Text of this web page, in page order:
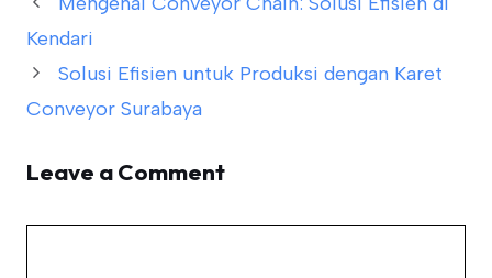
Kendari
Solusi Efisien untuk Produksi dengan Karet
Conveyor Surabaya
Leave a Comment